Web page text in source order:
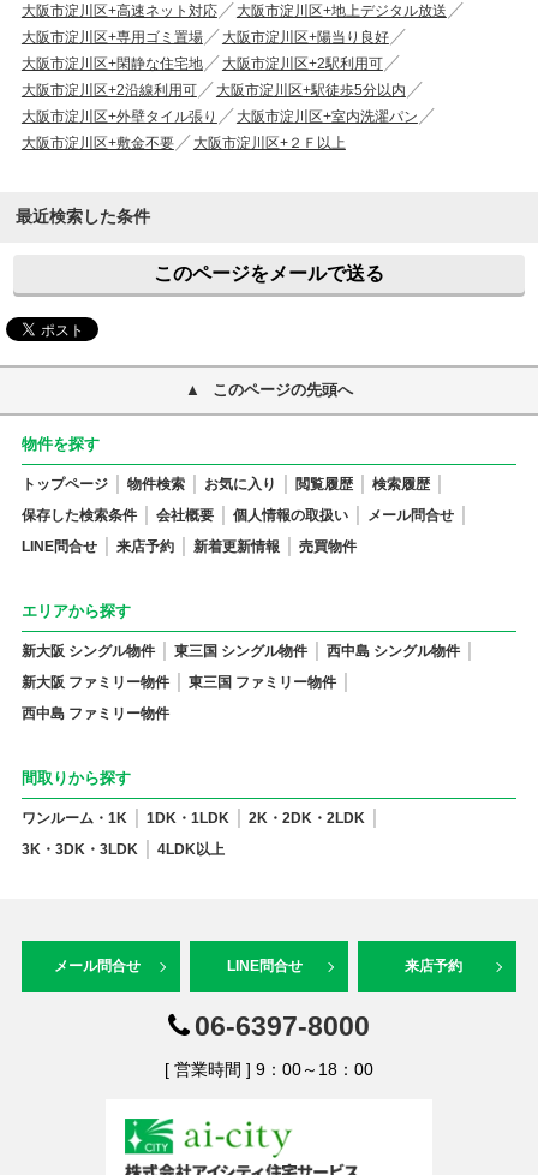
大阪市淀川区+高速ネット対応
大阪市淀川区+地上デジタル放送
大阪市淀川区+専用ゴミ置場
大阪市淀川区+陽当り良好
大阪市淀川区+閑静な住宅地
大阪市淀川区+2駅利用可
大阪市淀川区+2沿線利用可
大阪市淀川区+駅徒歩5分以内
大阪市淀川区+外壁タイル張り
大阪市淀川区+室内洗濯パン
大阪市淀川区+敷金不要
大阪市淀川区+２Ｆ以上
最近検索した条件
このページをメールで送る
このページの先頭へ
物件を探す
トップページ 物件検索 お気に入り 閲覧履歴
検索履歴
保存した検索条件
会社概要 個人情報の取扱い
メール問合せ
LINE問合せ
来店予約 新着更新情報 売買物件
エリアから探す
新大阪 シングル物件 東三国 シングル物件
西中島 シングル物件
新大阪 ファミリー物件
東三国 ファミリー物件
西中島 ファミリー物件
間取りから探す
ワンルーム・1K 1DK・1LDK
2K・2DK・2LDK
3K・3DK・3LDK
4LDK以上
メール問合せ LINE問合せ 来店予約
06-6397-8000
[ 営業時間 ] 9：00～18：00